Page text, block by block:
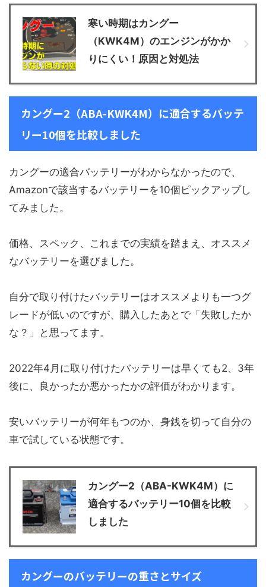
寒い時期はカングー
（KWK4M）のエンジンがかか
りにくい！原因と対処法
カングー2（ABA-KWK4M）に適合するバッテ
リー10個を比較しました
カングーの適合バッテリーがわからなかったので、
Amazonで該当するバッテリーを10個ピックアップし
てみました。
価格、スペック、これまでの実績を踏まえ、オススメ
なバッテリーを選びました。
自分で取り付けたバッテリーはオススメよりも一つグ
レードが低いのですが、購入したあとで「失敗したか
な？」と思ってます。
2022年4月に取り付けたバッテリーは早くても2、3年
後に、良かったか悪かったかの評価がわかります。
安いバッテリーが何年もつのか、身銭を切って自分の
車で試している状態です。
カングー2（ABA-KWK4M）に
適合するバッテリー10個を比較
しました
カングーのバッテリーの重さとサイズ